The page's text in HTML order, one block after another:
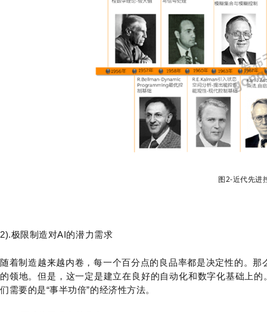
图2-近代先进
2).极限制造对AI的潜力需求
随着制造越来越内卷，每一个百分点的良品率都是决定性的。
的领地。但是，这一定是建立在良好的自动化和数字化基础上
们需要的是“事半功倍”的经济性方法。